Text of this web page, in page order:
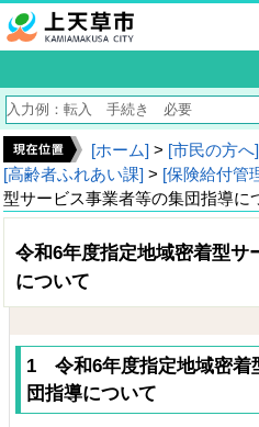
[ホーム] > [市民の方へ]
[高齢者ふれあい課] > [保険給付管
型サービス事業者等の集団指導に
令和6年度指定地域密着型サ
について
1 令和6年度指定地域密着
団指導について